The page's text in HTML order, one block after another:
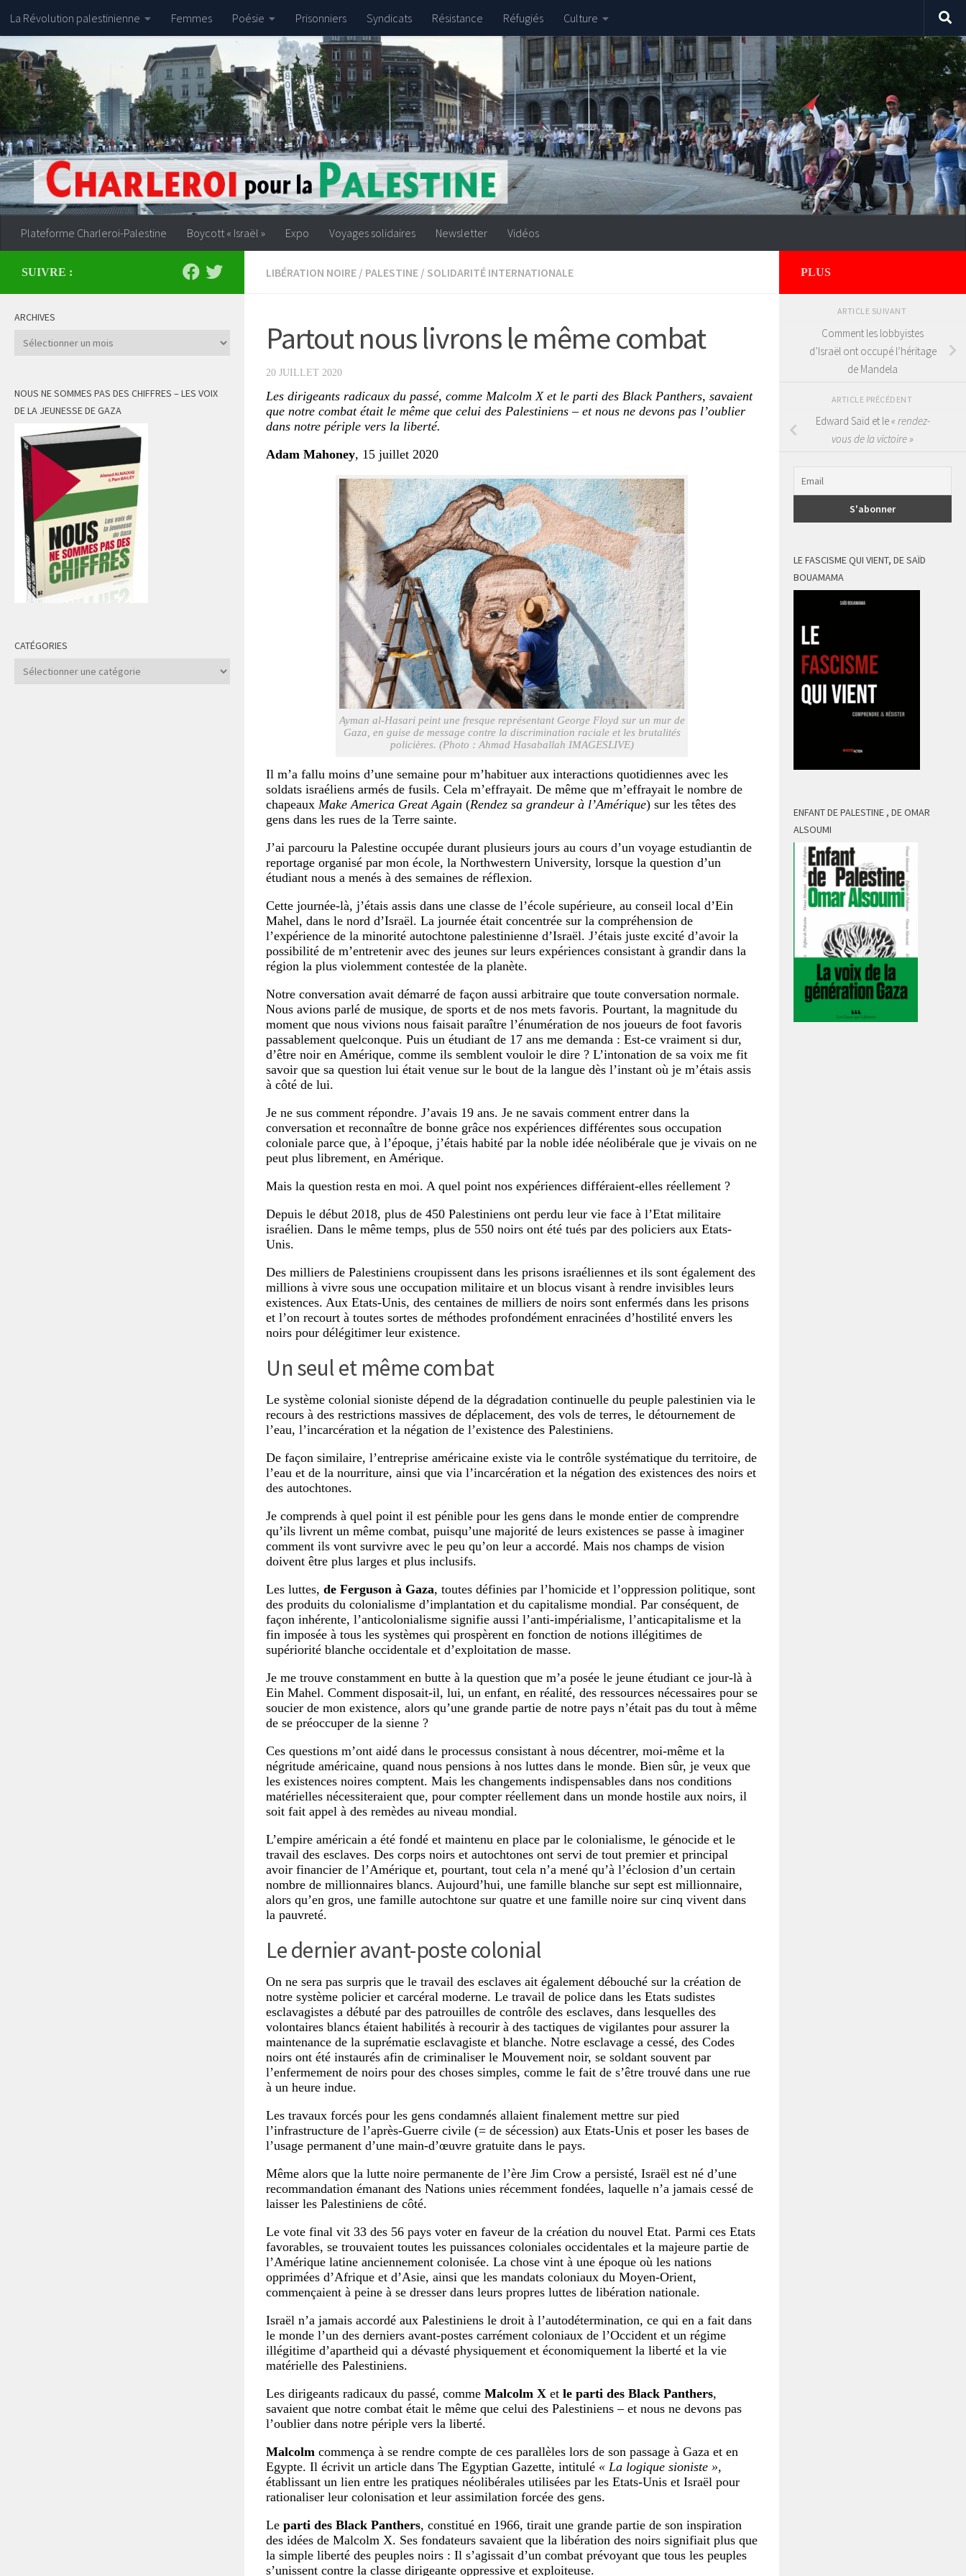
Skip to content
La Révolution palestinienne Femmes Poésie Prisonniers Syndicats Résistance Réfugiés Culture
Plateforme Charleroi-Palestine Boycott « Israël » Expo Voyages solidaires Newsletter Vidéos
LIBÉRATION NOIRE / PALESTINE / SOLIDARITÉ INTERNATIONALE
Partout nous livrons le même combat
20 JUILLET 2020
Les dirigeants radicaux du passé, comme Malcolm X et le parti des Black Panthers, savaient
que notre combat était le même que celui des Palestiniens – et nous ne devons pas l’oublier
dans notre périple vers la liberté.
Adam Mahoney, 15 juillet 2020
Ayman al-Hasari peint une fresque représentant George Floyd sur un mur de
Gaza, en guise de message contre la discrimination raciale et les brutalités
policières. (Photo : Ahmad Hasaballah IMAGESLIVE)
Il m’a fallu moins d’une semaine pour m’habituer aux interactions quotidiennes avec les
soldats israéliens armés de fusils. Cela m’effrayait. De même que m’effrayait le nombre de
chapeaux Make America Great Again (Rendez sa grandeur à l’Amérique) sur les têtes des
gens dans les rues de la Terre sainte.
J’ai parcouru la Palestine occupée durant plusieurs jours au cours d’un voyage estudiantin de
reportage organisé par mon école, la Northwestern University, lorsque la question d’un
étudiant nous a menés à des semaines de réflexion.
Cette journée-là, j’étais assis dans une classe de l’école supérieure, au conseil local d’Ein
Mahel, dans le nord d’Israël. La journée était concentrée sur la compréhension de
l’expérience de la minorité autochtone palestinienne d’Israël. J’étais juste excité d’avoir la
possibilité de m’entretenir avec des jeunes sur leurs expériences consistant à grandir dans la
région la plus violemment contestée de la planète.
Notre conversation avait démarré de façon aussi arbitraire que toute conversation normale.
Nous avions parlé de musique, de sports et de nos mets favoris. Pourtant, la magnitude du
moment que nous vivions nous faisait paraître l’énumération de nos joueurs de foot favoris
passablement quelconque. Puis un étudiant de 17 ans me demanda : Est-ce vraiment si dur,
d’être noir en Amérique, comme ils semblent vouloir le dire ? L’intonation de sa voix me fit
savoir que sa question lui était venue sur le bout de la langue dès l’instant où je m’étais assis
à côté de lui.
Je ne sus comment répondre. J’avais 19 ans. Je ne savais comment entrer dans la
conversation et reconnaître de bonne grâce nos expériences différentes sous occupation
coloniale parce que, à l’époque, j’étais habité par la noble idée néolibérale que je vivais on ne
peut plus librement, en Amérique.
Mais la question resta en moi. A quel point nos expériences différaient-elles réellement ?
Depuis le début 2018, plus de 450 Palestiniens ont perdu leur vie face à l’Etat militaire
israélien. Dans le même temps, plus de 550 noirs ont été tués par des policiers aux Etats-
Unis.
Des milliers de Palestiniens croupissent dans les prisons israéliennes et ils sont également des
millions à vivre sous une occupation militaire et un blocus visant à rendre invisibles leurs
existences. Aux Etats-Unis, des centaines de milliers de noirs sont enfermés dans les prisons
et l’on recourt à toutes sortes de méthodes profondément enracinées d’hostilité envers les
noirs pour délégitimer leur existence.
Un seul et même combat
Le système colonial sioniste dépend de la dégradation continuelle du peuple palestinien via le
recours à des restrictions massives de déplacement, des vols de terres, le détournement de
l’eau, l’incarcération et la négation de l’existence des Palestiniens.
De façon similaire, l’entreprise américaine existe via le contrôle systématique du territoire, de
l’eau et de la nourriture, ainsi que via l’incarcération et la négation des existences des noirs et
des autochtones.
Je comprends à quel point il est pénible pour les gens dans le monde entier de comprendre
qu’ils livrent un même combat, puisqu’une majorité de leurs existences se passe à imaginer
comment ils vont survivre avec le peu qu’on leur a accordé. Mais nos champs de vision
doivent être plus larges et plus inclusifs.
Les luttes, de Ferguson à Gaza, toutes définies par l’homicide et l’oppression politique, sont
des produits du colonialisme d’implantation et du capitalisme mondial. Par conséquent, de
façon inhérente, l’anticolonialisme signifie aussi l’anti-impérialisme, l’anticapitalisme et la
fin imposée à tous les systèmes qui prospèrent en fonction de notions illégitimes de
supériorité blanche occidentale et d’exploitation de masse.
Je me trouve constamment en butte à la question que m’a posée le jeune étudiant ce jour-là à
Ein Mahel. Comment disposait-il, lui, un enfant, en réalité, des ressources nécessaires pour se
soucier de mon existence, alors qu’une grande partie de notre pays n’était pas du tout à même
de se préoccuper de la sienne ?
Ces questions m’ont aidé dans le processus consistant à nous décentrer, moi-même et la
négritude américaine, quand nous pensions à nos luttes dans le monde. Bien sûr, je veux que
les existences noires comptent. Mais les changements indispensables dans nos conditions
matérielles nécessiteraient que, pour compter réellement dans un monde hostile aux noirs, il
soit fait appel à des remèdes au niveau mondial.
L’empire américain a été fondé et maintenu en place par le colonialisme, le génocide et le
travail des esclaves. Des corps noirs et autochtones ont servi de tout premier et principal
avoir financier de l’Amérique et, pourtant, tout cela n’a mené qu’à l’éclosion d’un certain
nombre de millionnaires blancs. Aujourd’hui, une famille blanche sur sept est millionnaire,
alors qu’en gros, une famille autochtone sur quatre et une famille noire sur cinq vivent dans
la pauvreté.
Le dernier avant-poste colonial
On ne sera pas surpris que le travail des esclaves ait également débouché sur la création de
notre système policier et carcéral moderne. Le travail de police dans les Etats sudistes
esclavagistes a débuté par des patrouilles de contrôle des esclaves, dans lesquelles des
volontaires blancs étaient habilités à recourir à des tactiques de vigilantes pour assurer la
maintenance de la suprématie esclavagiste et blanche. Notre esclavage a cessé, des Codes
noirs ont été instaurés afin de criminaliser le Mouvement noir, se soldant souvent par
l’enfermement de noirs pour des choses simples, comme le fait de s’être trouvé dans une rue
à un heure indue.
Les travaux forcés pour les gens condamnés allaient finalement mettre sur pied
l’infrastructure de l’après-Guerre civile (= de sécession) aux Etats-Unis et poser les bases de
l’usage permanent d’une main-d’œuvre gratuite dans le pays.
Même alors que la lutte noire permanente de l’ère Jim Crow a persisté, Israël est né d’une
recommandation émanant des Nations unies récemment fondées, laquelle n’a jamais cessé de
laisser les Palestiniens de côté.
Le vote final vit 33 des 56 pays voter en faveur de la création du nouvel Etat. Parmi ces Etats
favorables, se trouvaient toutes les puissances coloniales occidentales et la majeure partie de
l’Amérique latine anciennement colonisée. La chose vint à une époque où les nations
opprimées d’Afrique et d’Asie, ainsi que les mandats coloniaux du Moyen-Orient,
commençaient à peine à se dresser dans leurs propres luttes de libération nationale.
Israël n’a jamais accordé aux Palestiniens le droit à l’autodétermination, ce qui en a fait dans
le monde l’un des derniers avant-postes carrément coloniaux de l’Occident et un régime
illégitime d’apartheid qui a dévasté physiquement et économiquement la liberté et la vie
matérielle des Palestiniens.
Les dirigeants radicaux du passé, comme Malcolm X et le parti des Black Panthers,
savaient que notre combat était le même que celui des Palestiniens – et nous ne devons pas
l’oublier dans notre périple vers la liberté.
Malcolm commença à se rendre compte de ces parallèles lors de son passage à Gaza et en
Egypte. Il écrivit un article dans The Egyptian Gazette, intitulé « La logique sioniste »,
établissant un lien entre les pratiques néolibérales utilisées par les Etats-Unis et Israël pour
rationaliser leur colonisation et leur assimilation forcée des gens.
Le parti des Black Panthers, constitué en 1966, tirait une grande partie de son inspiration
des idées de Malcolm X. Ses fondateurs savaient que la libération des noirs signifiait plus que
la simple liberté des peuples noirs : Il s’agissait d’un combat prévoyant que tous les peuples
s’unissent contre la classe dirigeante oppressive et exploiteuse.
SUIVRE :
ARCHIVES
Archives
NOUS NE SOMMES PAS DES CHIFFRES – LES VOIX
DE LA JEUNESSE DE GAZA
CATÉGORIES
Catégories
PLUS
ARTICLE SUIVANT
Comment les lobbyistes
d’Israël ont occupé l’héritage
de Mandela
ARTICLE PRÉCÉDENT
Edward Saïd et le« rendez-
vous de la victoire »
LE FASCISME QUI VIENT, DE SAÏD
BOUAMAMA
ENFANT DE PALESTINE , DE OMAR
ALSOUMI